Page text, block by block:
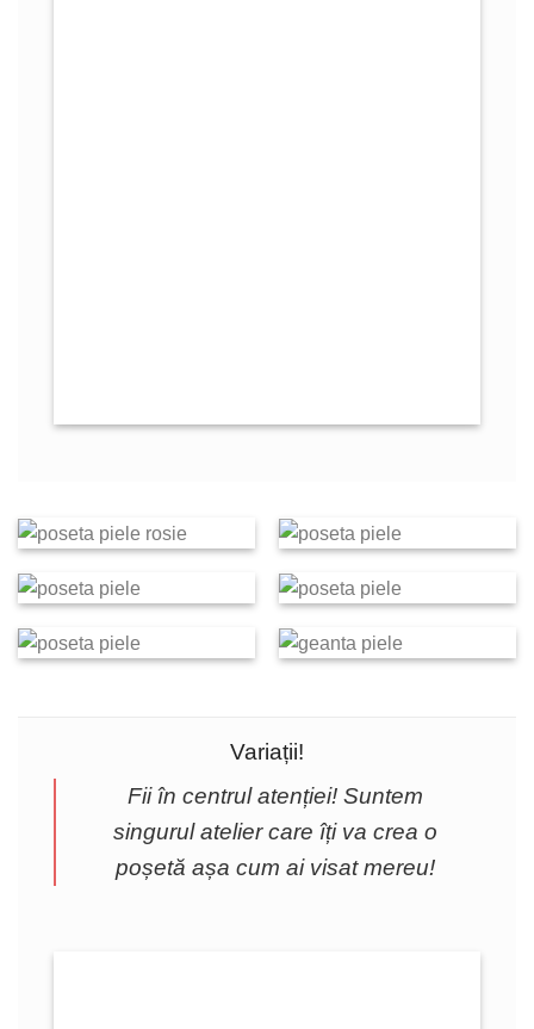
Variații!
Fii în centrul atenției! Suntem
singurul atelier care îți va crea o
poșetă așa cum ai visat mereu!